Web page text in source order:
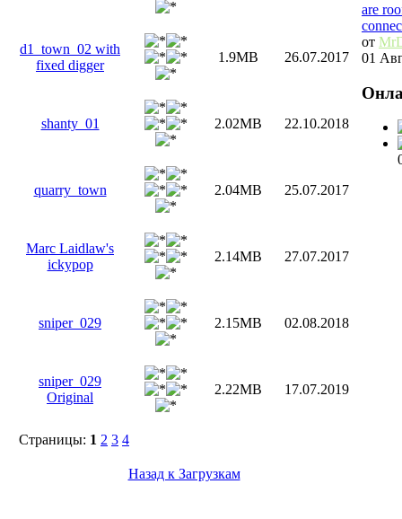
d1_town_02 with
fixed digger
1.9MB 26.07.2017
shanty_01 2.02MB 22.10.2018
quarry_town 2.04MB 25.07.2017
Marc Laidlaw's
ickypop
2.14MB 27.07.2017
sniper_029 2.15MB 02.08.2018
sniper_029
Original
2.22MB 17.07.2019
Страницы: 1 2 3 4
Назад к Загрузкам
are
от
01